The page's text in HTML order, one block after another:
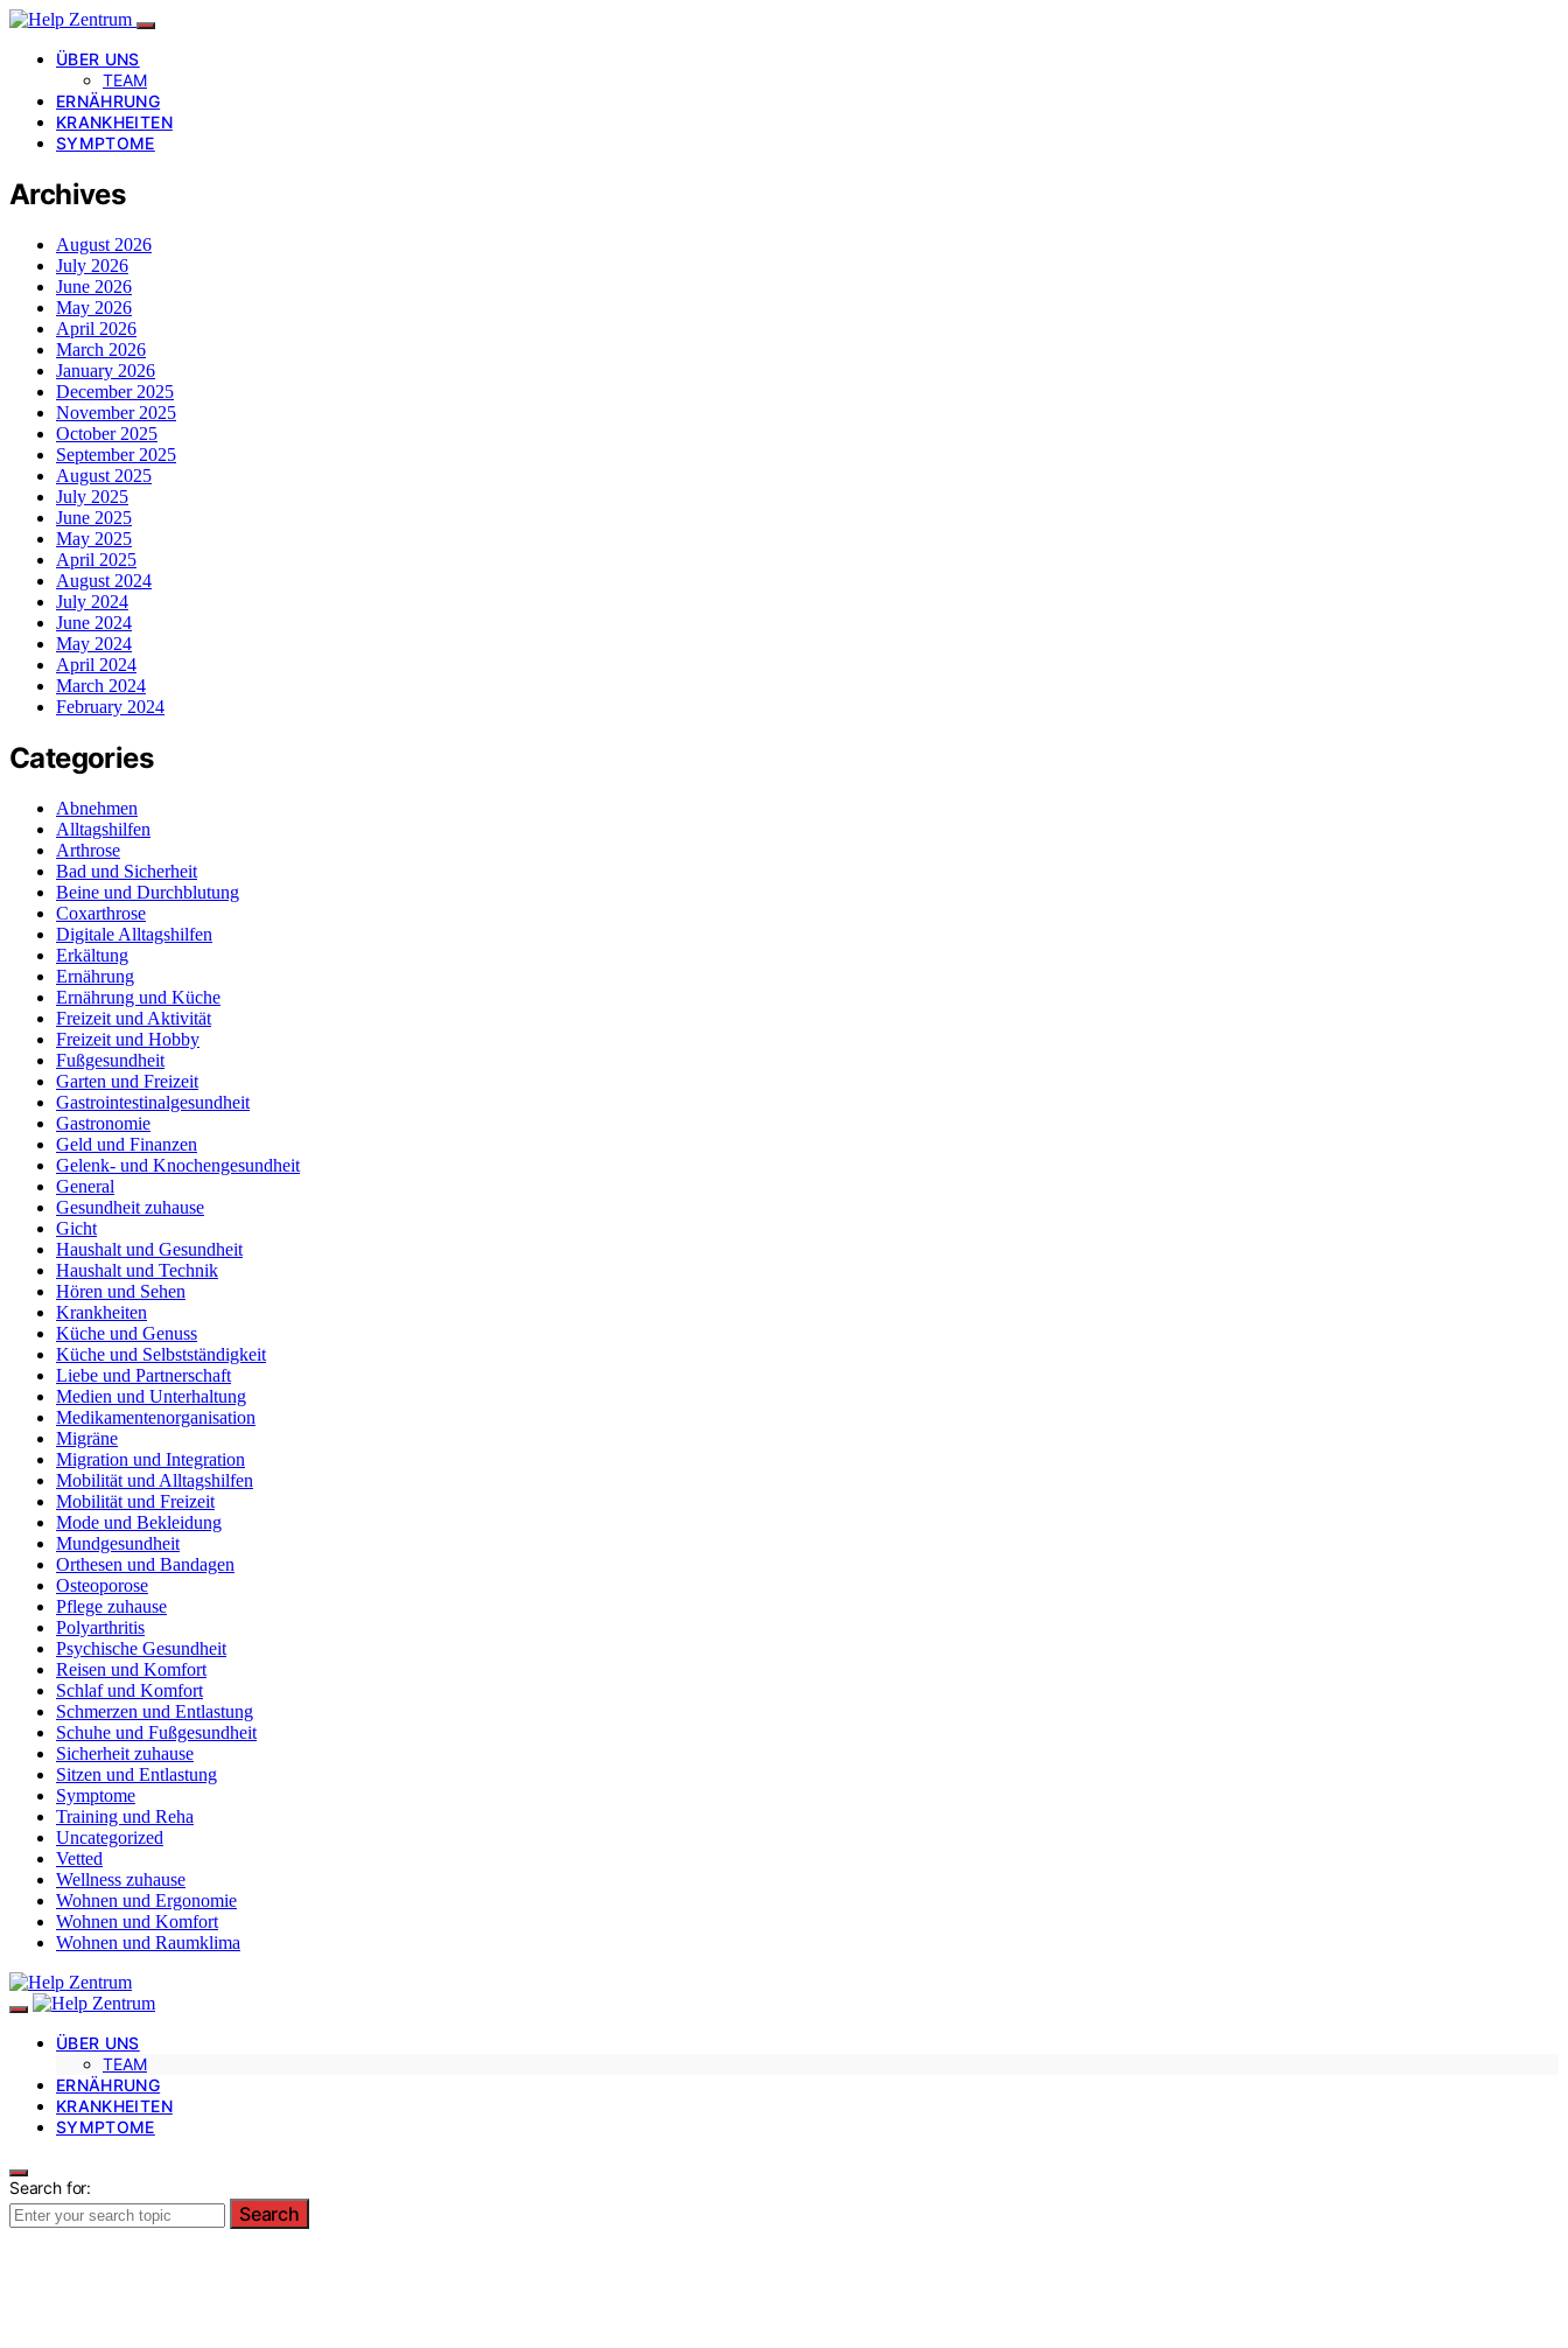
ÜBER UNS
TEAM
ERNÄHRUNG
KRANKHEITEN
SYMPTOME
Archives
August 2026
July 2026
June 2026
May 2026
April 2026
March 2026
January 2026
December 2025
November 2025
October 2025
September 2025
August 2025
July 2025
June 2025
May 2025
April 2025
August 2024
July 2024
June 2024
May 2024
April 2024
March 2024
February 2024
Categories
Abnehmen
Alltagshilfen
Arthrose
Bad und Sicherheit
Beine und Durchblutung
Coxarthrose
Digitale Alltagshilfen
Erkältung
Ernährung
Ernährung und Küche
Freizeit und Aktivität
Freizeit und Hobby
Fußgesundheit
Garten und Freizeit
Gastrointestinalgesundheit
Gastronomie
Geld und Finanzen
Gelenk- und Knochengesundheit
General
Gesundheit zuhause
Gicht
Haushalt und Gesundheit
Haushalt und Technik
Hören und Sehen
Krankheiten
Küche und Genuss
Küche und Selbstständigkeit
Liebe und Partnerschaft
Medien und Unterhaltung
Medikamentenorganisation
Migräne
Migration und Integration
Mobilität und Alltagshilfen
Mobilität und Freizeit
Mode und Bekleidung
Mundgesundheit
Orthesen und Bandagen
Osteoporose
Pflege zuhause
Polyarthritis
Psychische Gesundheit
Reisen und Komfort
Schlaf und Komfort
Schmerzen und Entlastung
Schuhe und Fußgesundheit
Sicherheit zuhause
Sitzen und Entlastung
Symptome
Training und Reha
Uncategorized
Vetted
Wellness zuhause
Wohnen und Ergonomie
Wohnen und Komfort
Wohnen und Raumklima
ÜBER UNS
TEAM
ERNÄHRUNG
KRANKHEITEN
SYMPTOME
Search for:
Search